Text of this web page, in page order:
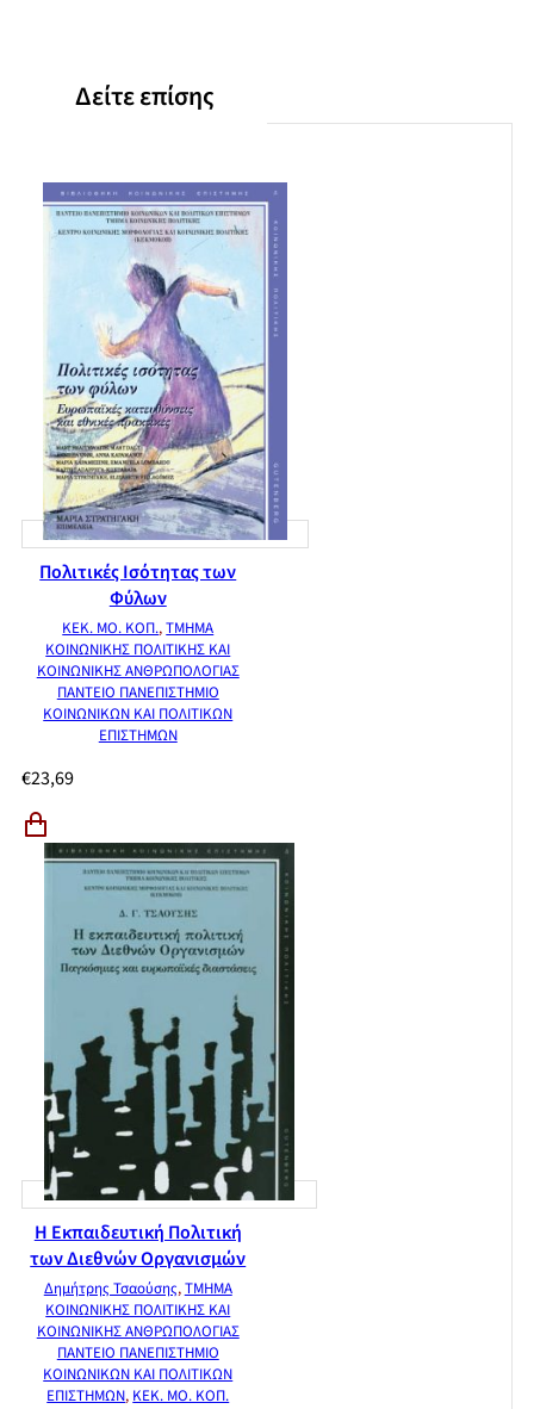
Δείτε επίσης
Πολιτικές Ισότητας των
Φύλων
ΚΕΚ. ΜΟ. ΚΟΠ.,ΤΜΗΜΑ
ΚΟΙΝΩΝΙΚΗΣ ΠΟΛΙΤΙΚΗΣ ΚΑΙ
ΚΟΙΝΩΝΙΚΗΣ ΑΝΘΡΩΠΟΛΟΓΙΑΣ
ΠΑΝΤΕΙΟ ΠΑΝΕΠΙΣΤΗΜΙΟ
ΚΟΙΝΩΝΙΚΩΝ ΚΑΙ ΠΟΛΙΤΙΚΩΝ
ΕΠΙΣΤΗΜΩΝ
€23,69
Η Εκπαιδευτική Πολιτική
των Διεθνών Οργανισμών
Δημήτρης Τσαούσης,ΤΜΗΜΑ
ΚΟΙΝΩΝΙΚΗΣ ΠΟΛΙΤΙΚΗΣ ΚΑΙ
ΚΟΙΝΩΝΙΚΗΣ ΑΝΘΡΩΠΟΛΟΓΙΑΣ
ΠΑΝΤΕΙΟ ΠΑΝΕΠΙΣΤΗΜΙΟ
ΚΟΙΝΩΝΙΚΩΝ ΚΑΙ ΠΟΛΙΤΙΚΩΝ
ΕΠΙΣΤΗΜΩΝ, ΚΕΚ. ΜΟ. ΚΟΠ.